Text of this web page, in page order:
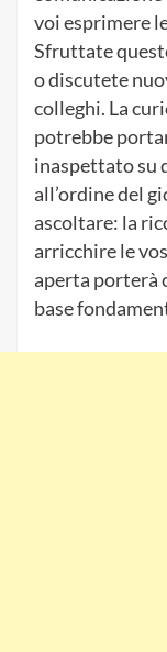
voi esprimere
Sfruttate
o discutete
colleghi. La
potrebbe
inaspettato su
all’ordine del
ascoltare: la
arricchire le
aperta porterà
base